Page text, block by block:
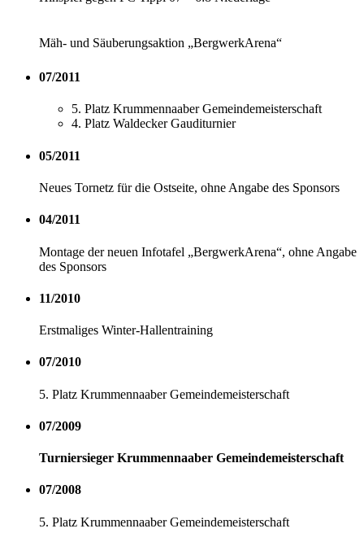
Mäh- und Säuberungsaktion „BergwerkArena“
07/2011
5. Platz Krummennaaber Gemeindemeisterschaft
4. Platz Waldecker Gauditurnier
05/2011
Neues Tornetz für die Ostseite, ohne Angabe des Sponsors
04/2011
Montage der neuen Infotafel „BergwerkArena“, ohne Angabe
des Sponsors
11/2010
Erstmaliges Winter-Hallentraining
07/2010
5. Platz Krummennaaber Gemeindemeisterschaft
07/2009
Turniersieger Krummennaaber Gemeindemeisterschaft
07/2008
5. Platz Krummennaaber Gemeindemeisterschaft